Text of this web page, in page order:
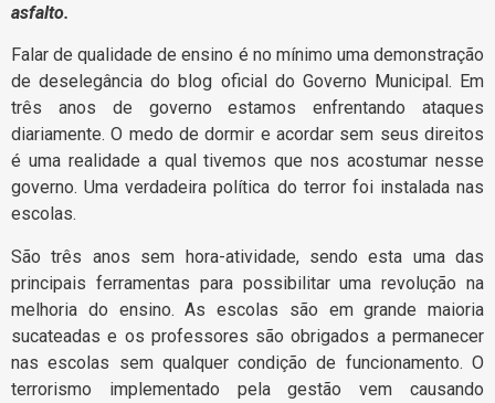
asfalto.
Falar de qualidade de ensino é no mínimo uma demonstração
de deselegância do blog oficial do Governo Municipal. Em
três anos de governo estamos enfrentando ataques
diariamente. O medo de dormir e acordar sem seus direitos
é uma realidade a qual tivemos que nos acostumar nesse
governo. Uma verdadeira política do terror foi instalada nas
escolas.
São três anos sem hora-atividade, sendo esta uma das
principais ferramentas para possibilitar uma revolução na
melhoria do ensino. As escolas são em grande maioria
sucateadas e os professores são obrigados a permanecer
nas escolas sem qualquer condição de funcionamento. O
terrorismo implementado pela gestão vem causando